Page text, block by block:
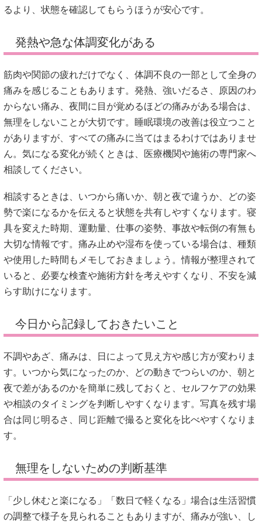
るより、状態を確認してもらうほうが安心です。
発熱や急な体調変化がある
筋肉や関節の疲れだけでなく、体調不良の一部として全身の
痛みを感じることもあります。発熱、強いだるさ、原因のわ
からない痛み、夜間に目が覚めるほどの痛みがある場合は、
無理をしないことが大切です。睡眠環境の改善は役立つこと
がありますが、すべての痛みに当てはまるわけではありませ
ん。気になる変化が続くときは、医療機関や施術の専門家へ
相談してください。
相談するときは、いつから痛いか、朝と夜で違うか、どの姿
勢で楽になるかを伝えると状態を共有しやすくなります。寝
具を変えた時期、運動量、仕事の姿勢、事故や転倒の有無も
大切な情報です。痛み止めや湿布を使っている場合は、種類
や使用した時間もメモしておきましょう。情報が整理されて
いると、必要な検査や施術方針を考えやすくなり、不安を減
らす助けになります。
今日から記録しておきたいこと
不調やあざ、痛みは、日によって見え方や感じ方が変わりま
す。いつから気になったのか、どの動きでつらいのか、朝と
夜で差があるのかを簡単に残しておくと、セルフケアの効果
や相談のタイミングを判断しやすくなります。写真を残す場
合は同じ明るさ、同じ距離で撮ると変化を比べやすくなりま
す。
無理をしないための判断基準
「少し休むと楽になる」「数日で軽くなる」場合は生活習慣
の調整で様子を見られることもありますが、痛みが強い、し